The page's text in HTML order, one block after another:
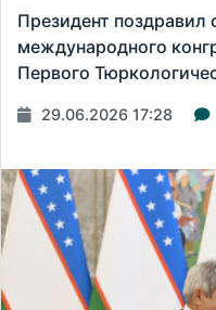
Президент поздравил
международного
Первого
29.06.2026 17:28